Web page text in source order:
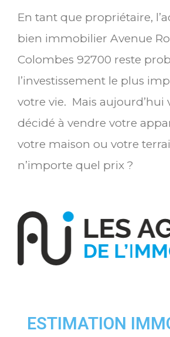
En tant que propriétaire,
bien immobilier Avenue
Colombes 92700 reste
l’investissement le plus
votre vie. Mais aujourd’hui
décidé à vendre votre
votre maison ou votre
n’importe quel prix ?
ESTIMATION